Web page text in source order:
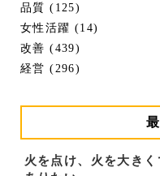
品質 (125)
女性活躍 (14)
改善 (439)
経営 (296)
火を点け、火を大き